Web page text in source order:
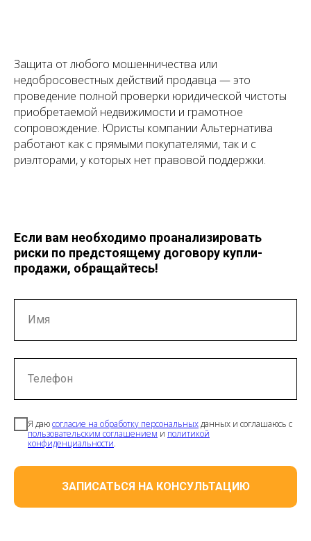
Защита от любого мошенничества или
недобросовестных действий продавца — это
проведение полной проверки юридической чистоты
приобретаемой недвижимости и грамотное
сопровождение. Юристы компании Альтернатива
работают как с прямыми покупателями, так и с
риэлторами, у которых нет правовой поддержки.
Если вам необходимо проанализировать
риски по предстоящему договору купли-
продажи, обращайтесь!
Имя
Телефон
Я даюсогласие на обработку персональныхданных и соглашаюсь с
пользовательским соглашением и политикой
конфиденциальности.
ЗАПИСАТЬСЯ НА КОНСУЛЬТАЦИЮ